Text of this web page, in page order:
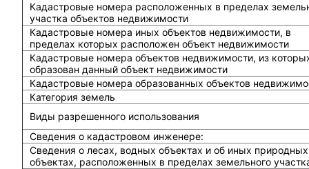
Кадастровые номера расположенных в пределах
участка объектов недвижимости
Кадастровые номера иных объектов недвижимости, в
пределах которых расположен объект недвижимости
Кадастровые номера объектов недвижимости, из
образован данный объект недвижимости
Кадастровые номера образованных объектов
Категория земель
Виды разрешенного использования
Сведения о кадастровом инженере:
Cведения о лесах, водных объектах и об иных природных
объектах, расположенных в пределах земельного